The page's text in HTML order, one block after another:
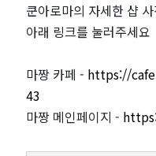
쿤아로마의 자세한 샵
아래 링크를 눌러주세요
마짱 카페 - https://
43
마짱 메인페이지 -